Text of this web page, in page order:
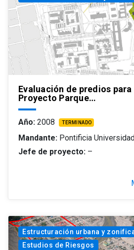
Evaluación de predios
Proyecto Parque…
Año: 2008 TERMINADO
Mandante: Pontificia
Jefe de proyecto: –
Estructuración urbana y
Estudios de Riesgos